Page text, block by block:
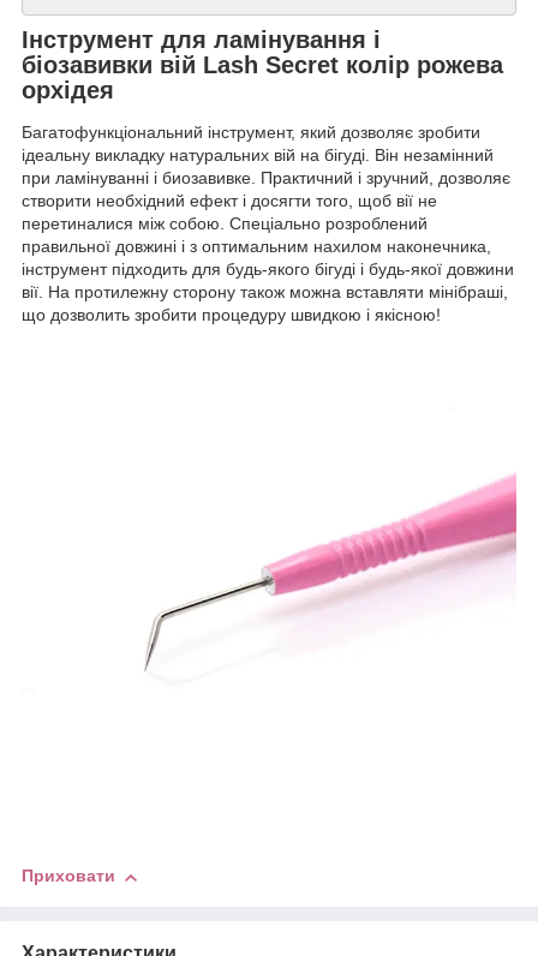
Інструмент для ламінування і
біозавивки вій Lash Secret колір рожева
орхідея
Багатофункціональний інструмент, який дозволяє зробити
ідеальну викладку натуральних вій на бігуді. Він незамінний
при ламінуванні і биозавивке. Практичний і зручний, дозволяє
створити необхідний ефект і досягти того, щоб вії не
перетиналися між собою. Спеціально розроблений
правильної довжині і з оптимальним нахилом наконечника,
інструмент підходить для будь-якого бігуді і будь-якої довжини
вії. На протилежну сторону також можна вставляти мінібраші,
що дозволить зробити процедуру швидкою і якісною!
Приховати